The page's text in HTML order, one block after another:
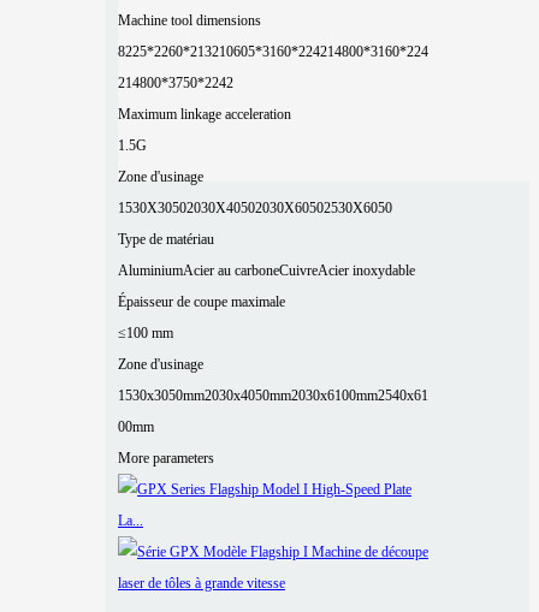
Machine tool dimensions
8225*2260*213210605*3160*224214800*3160*224
214800*3750*2242
Maximum linkage acceleration
1.5G
Zone d'usinage
1530X30502030X40502030X60502530X6050
Type de matériau
AluminiumAcier au carboneCuivreAcier inoxydable
Épaisseur de coupe maximale
≤100 mm
Zone d'usinage
1530x3050mm2030x4050mm2030x6100mm2540x61
00mm
More parameters